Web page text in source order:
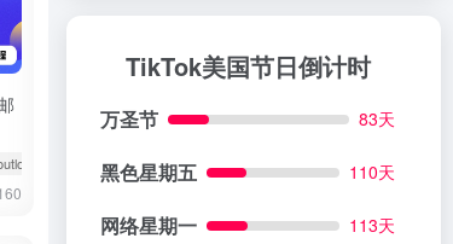
# 微软邮箱 # 解除锁定
TikTok美国节日倒计时
万圣节 83天
黑色星期五 110天
网络星期一 113天